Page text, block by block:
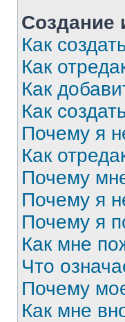
Создание
Как
Как
Как
Как
Почему я
Как
Почему
Почему я
Почему я
Как мне
Что
Почему
Как мне